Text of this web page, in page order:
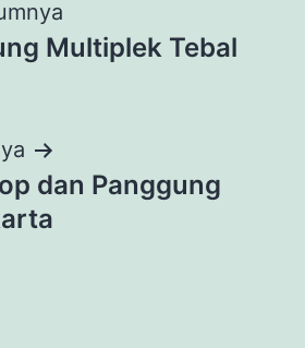
Multiplek Tebal
dan Panggung